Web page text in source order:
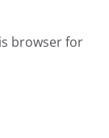
browser for